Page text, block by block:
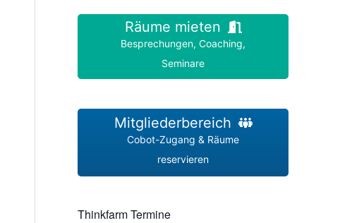
Räume mieten
Besprechungen, Coaching,
Seminare
Mitgliederbereich
Cobot-Zugang & Räume
reservieren
Thinkfarm Termine